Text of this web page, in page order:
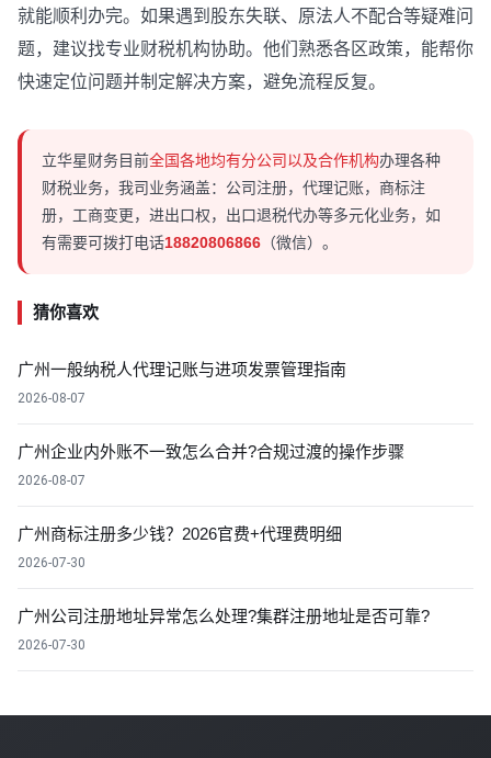
就能顺利办完。如果遇到股东失联、原法人不配合等疑难问
题，建议找专业财税机构协助。他们熟悉各区政策，能帮你
快速定位问题并制定解决方案，避免流程反复。
立华星财务目前全国各地均有分公司以及合作机构办理各种
财税业务，我司业务涵盖：公司注册，代理记账，商标注
册，工商变更，进出口权，出口退税代办等多元化业务，如
有需要可拨打电话18820806866 （微信）。
猜你喜欢
广州一般纳税人代理记账与进项发票管理指南
2026-08-07
广州企业内外账不一致怎么合并?合规过渡的操作步骤
2026-08-07
广州商标注册多少钱？2026官费+代理费明细
2026-07-30
广州公司注册地址异常怎么处理?集群注册地址是否可靠?
2026-07-30